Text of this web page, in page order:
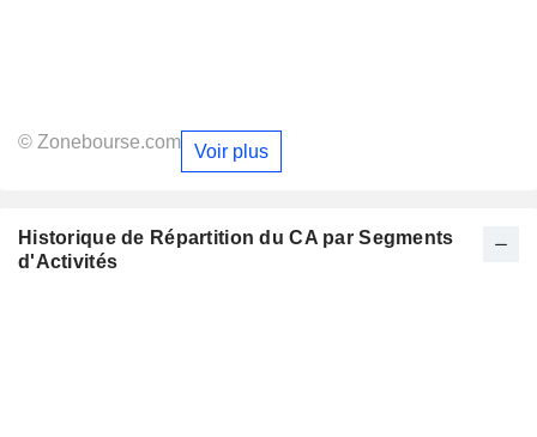
© Zonebourse.com Voir plus
Historique de Répartition du CA par Segments
d'Activités